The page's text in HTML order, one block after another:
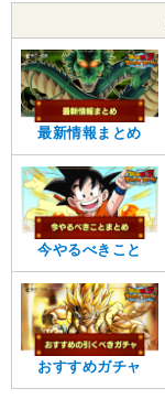
最新情報まとめ
今やるべきこと
おすすめガチャ